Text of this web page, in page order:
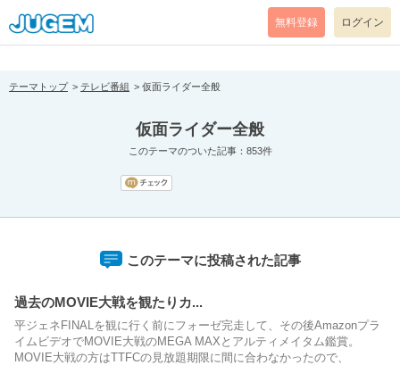
[pear_error: message="Success" code=0 mode=return level=notice
prefix="" info=""]
無料登録 ログイン
テーマトップ テレビ番組 仮面ライダー全般
仮面ライダー全般
このテーマのついた記事：853件
このテーマに投稿された記事
過去のMOVIE大戦を観たりカ...
平ジェネFINALを観に行く前にフォーゼ完走して、その後Amazonプラ
イムビデオでMOVIE大戦のMEGA MAXとアルティメイタム鑑賞。
MOVIE大戦の方はTTFCの見放題期限に間に合わなかったので、